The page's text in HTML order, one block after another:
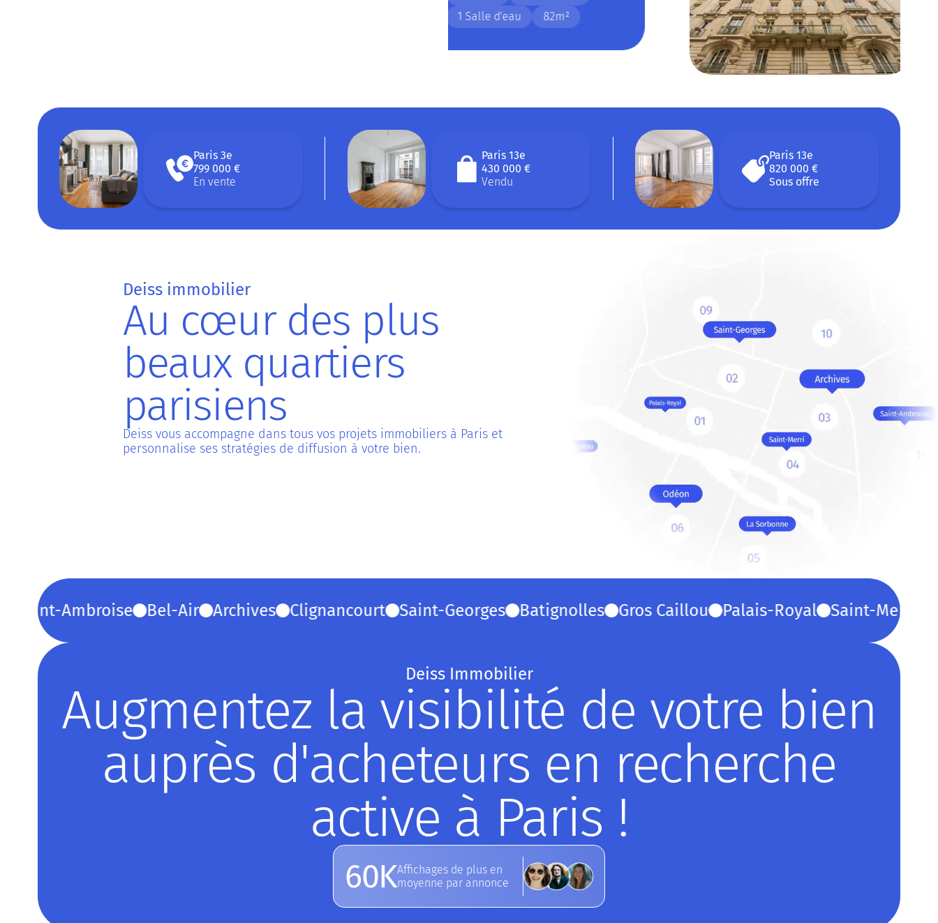
1 Salle d'eau
82m²
Paris 3e
799 000 €
En vente
Paris 13e
430 000 €
Vendu
Paris 13e
820 000 €
Sous offre
Deiss immobilier
Au cœur des plus
beaux quartiers
parisiens
Deiss vous accompagne dans tous vos projets immobiliers à Paris et
personnalise ses stratégies de diffusion à votre bien.
Ambroise Bel-Air Archives Clignancourt Saint-Georges Batignolles Gros Caillou Palais-Royal Saint-Merri
Deiss Immobilier
Augmentez la visibilité de votre bien
auprès d'acheteurs en recherche
active à Paris !
60KAffichages de plus en
moyenne par annonce